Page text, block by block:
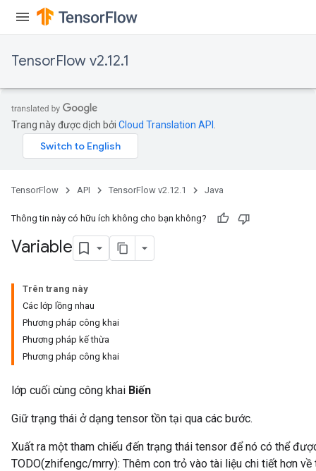
TensorFlow v2.12.1
Trang này được dịch bởi Cloud Translation API
TensorFlow API TensorFlow v2.12.1 Java
Thông tin này có hữu ích không cho bạn không?
Variable
Trên trang này
Các lớp lồng nhau
Phương pháp công khai
Phương pháp kế thừa
Phương pháp công khai
lớp cuối cùng công khai Biến
Giữ trạng thái ở dạng tensor tồn tại qua các bước.
Xuất ra một tham chiếu đến trạng thái tensor để nó có thể
TODO(zhifengc/mrry): Thêm con trỏ vào tài liệu chi tiết hơn